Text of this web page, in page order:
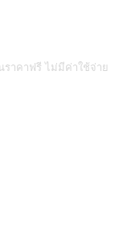
ราคาฟรี ไม่มีค่าใช้จ่าย